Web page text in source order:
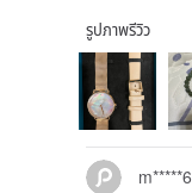
รูปภาพรีวิว
m*****6